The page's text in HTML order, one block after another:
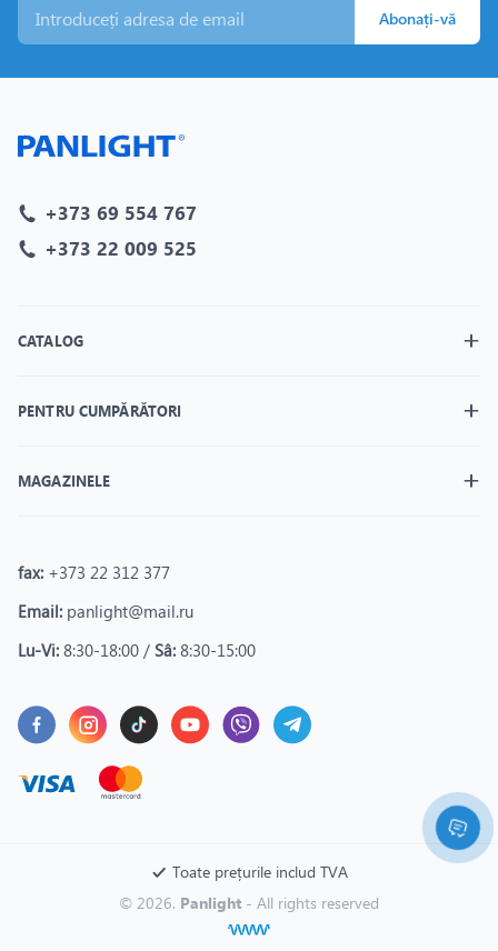
Abonați-vă
+373 69 554 767
+373 22 009 525
CATALOG
PENTRU CUMPĂRĂTORI
MAGAZINELE
fax: +373 22 312 377
Email: panlight@mail.ru
Lu-Vi: 8:30-18:00 / Sâ: 8:30-15:00
© 2026. Panlight - All rights reserved
Toate prețurile includ TVA